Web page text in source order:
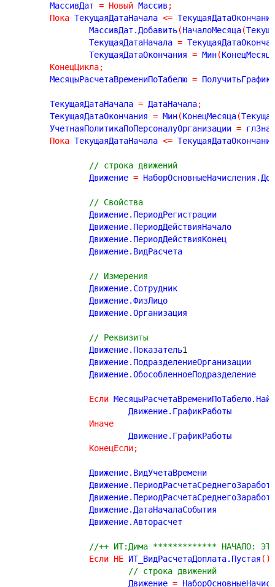
	МассивДат
= Новый Массив ;
Пока ТекущаяДатаНачала <=
		МассивДат.Добавить
(НачалоМесяца(
		ТекущаяДатаНачала
=
		ТекущаяДатаОкончания
= Мин(
КонецЦикла;
	МесяцыРасчетаВремениПоТабелю
=
	ТекущаяДатаНачала
= ДатаНачала;
	ТекущаяДатаОкончания
= Мин(КонецМесяца(
	УчетнаяПолитикаПоПерсоналуОрганизации
=
Пока ТекущаяДатаНачала <=
// строка движений
		Движение
=
// Свойства
// Измерения
// Реквизиты
		Движение.Показатель
1
Если
Иначе
КонецЕсли;
//++ ИТ:Дима ************* НАЧАЛО: ЭТО
Если НЕ ИТ_ВидРасчетаДоплата.Пустая ( )
// строка движений
			Движение
=